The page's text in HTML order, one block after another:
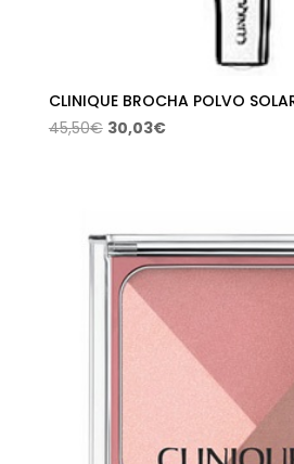
CLINIQUE BROCHA POLVO
45,50€ El
30,03€El